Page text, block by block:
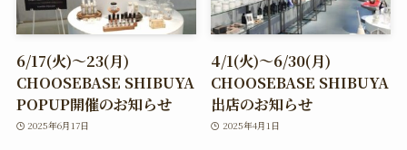
6/17(火)～23(月)
CHOOSEBASE SHIBUYA
POPUP開催のお知らせ
2025年6月17日
4/1(火)～6/30(月)
CHOOSEBASE SHIBUYA
出店のお知らせ
2025年4月1日